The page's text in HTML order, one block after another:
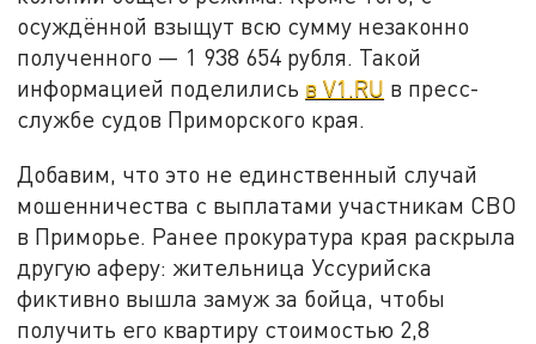
осуждённой взыщут всю сумму незаконно
полученного — 1 938 654 рубля. Такой
информацией поделились в V1.RU в пресс-
службе судов Приморского края.
Добавим, что это не единственный случай
мошенничества с выплатами участникам СВО
в Приморье. Ранее прокуратура края раскрыла
другую аферу: жительница Уссурийска
фиктивно вышла замуж за бойца, чтобы
получить его квартиру стоимостью 2,8